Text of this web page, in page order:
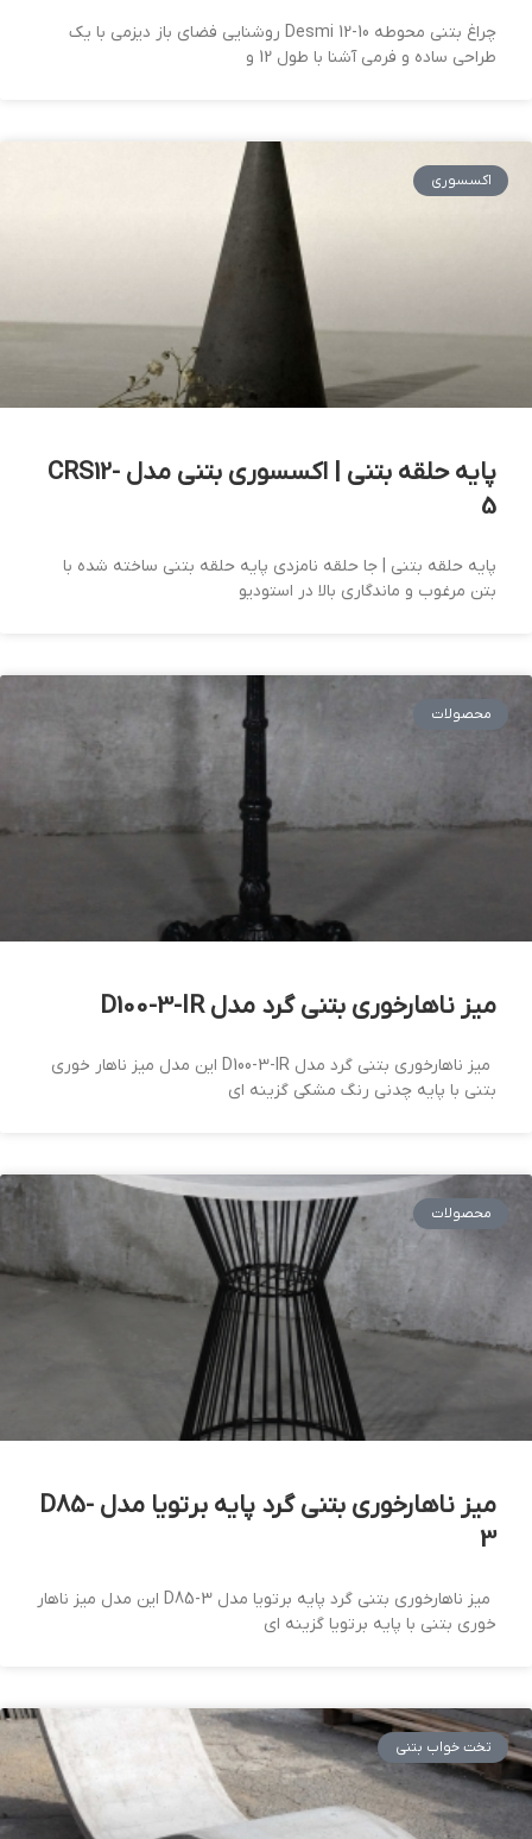
چراغ بتنی محوطه Desmi 12-10 روشنایی فضای باز دیزمی با یک
طراحی ساده و فرمی آشنا با طول 12 و
اکسسوری
پایه حلقه بتنی | اکسسوری بتنی مدل CRS12-
5
پایه حلقه بتنی | جا حلقه نامزدی پایه حلقه بتنی ساخته شده با
بتن مرغوب و ماندگاری بالا در استودیو
محصولات
میز ناهارخوری بتنی گرد مدل D100-3-IR
میز ناهارخوری بتنی گرد مدل D100-3-IR این مدل میز ناهار خوری
بتنی با پایه چدنی رنگ مشکی گزینه ای
محصولات
میز ناهارخوری بتنی گرد پایه برتویا مدل D85-
3
میز ناهارخوری بتنی گرد پایه برتویا مدل D85-3 این مدل میز ناهار
خوری بتنی با پایه برتویا گزینه ای
تخت خواب بتنی